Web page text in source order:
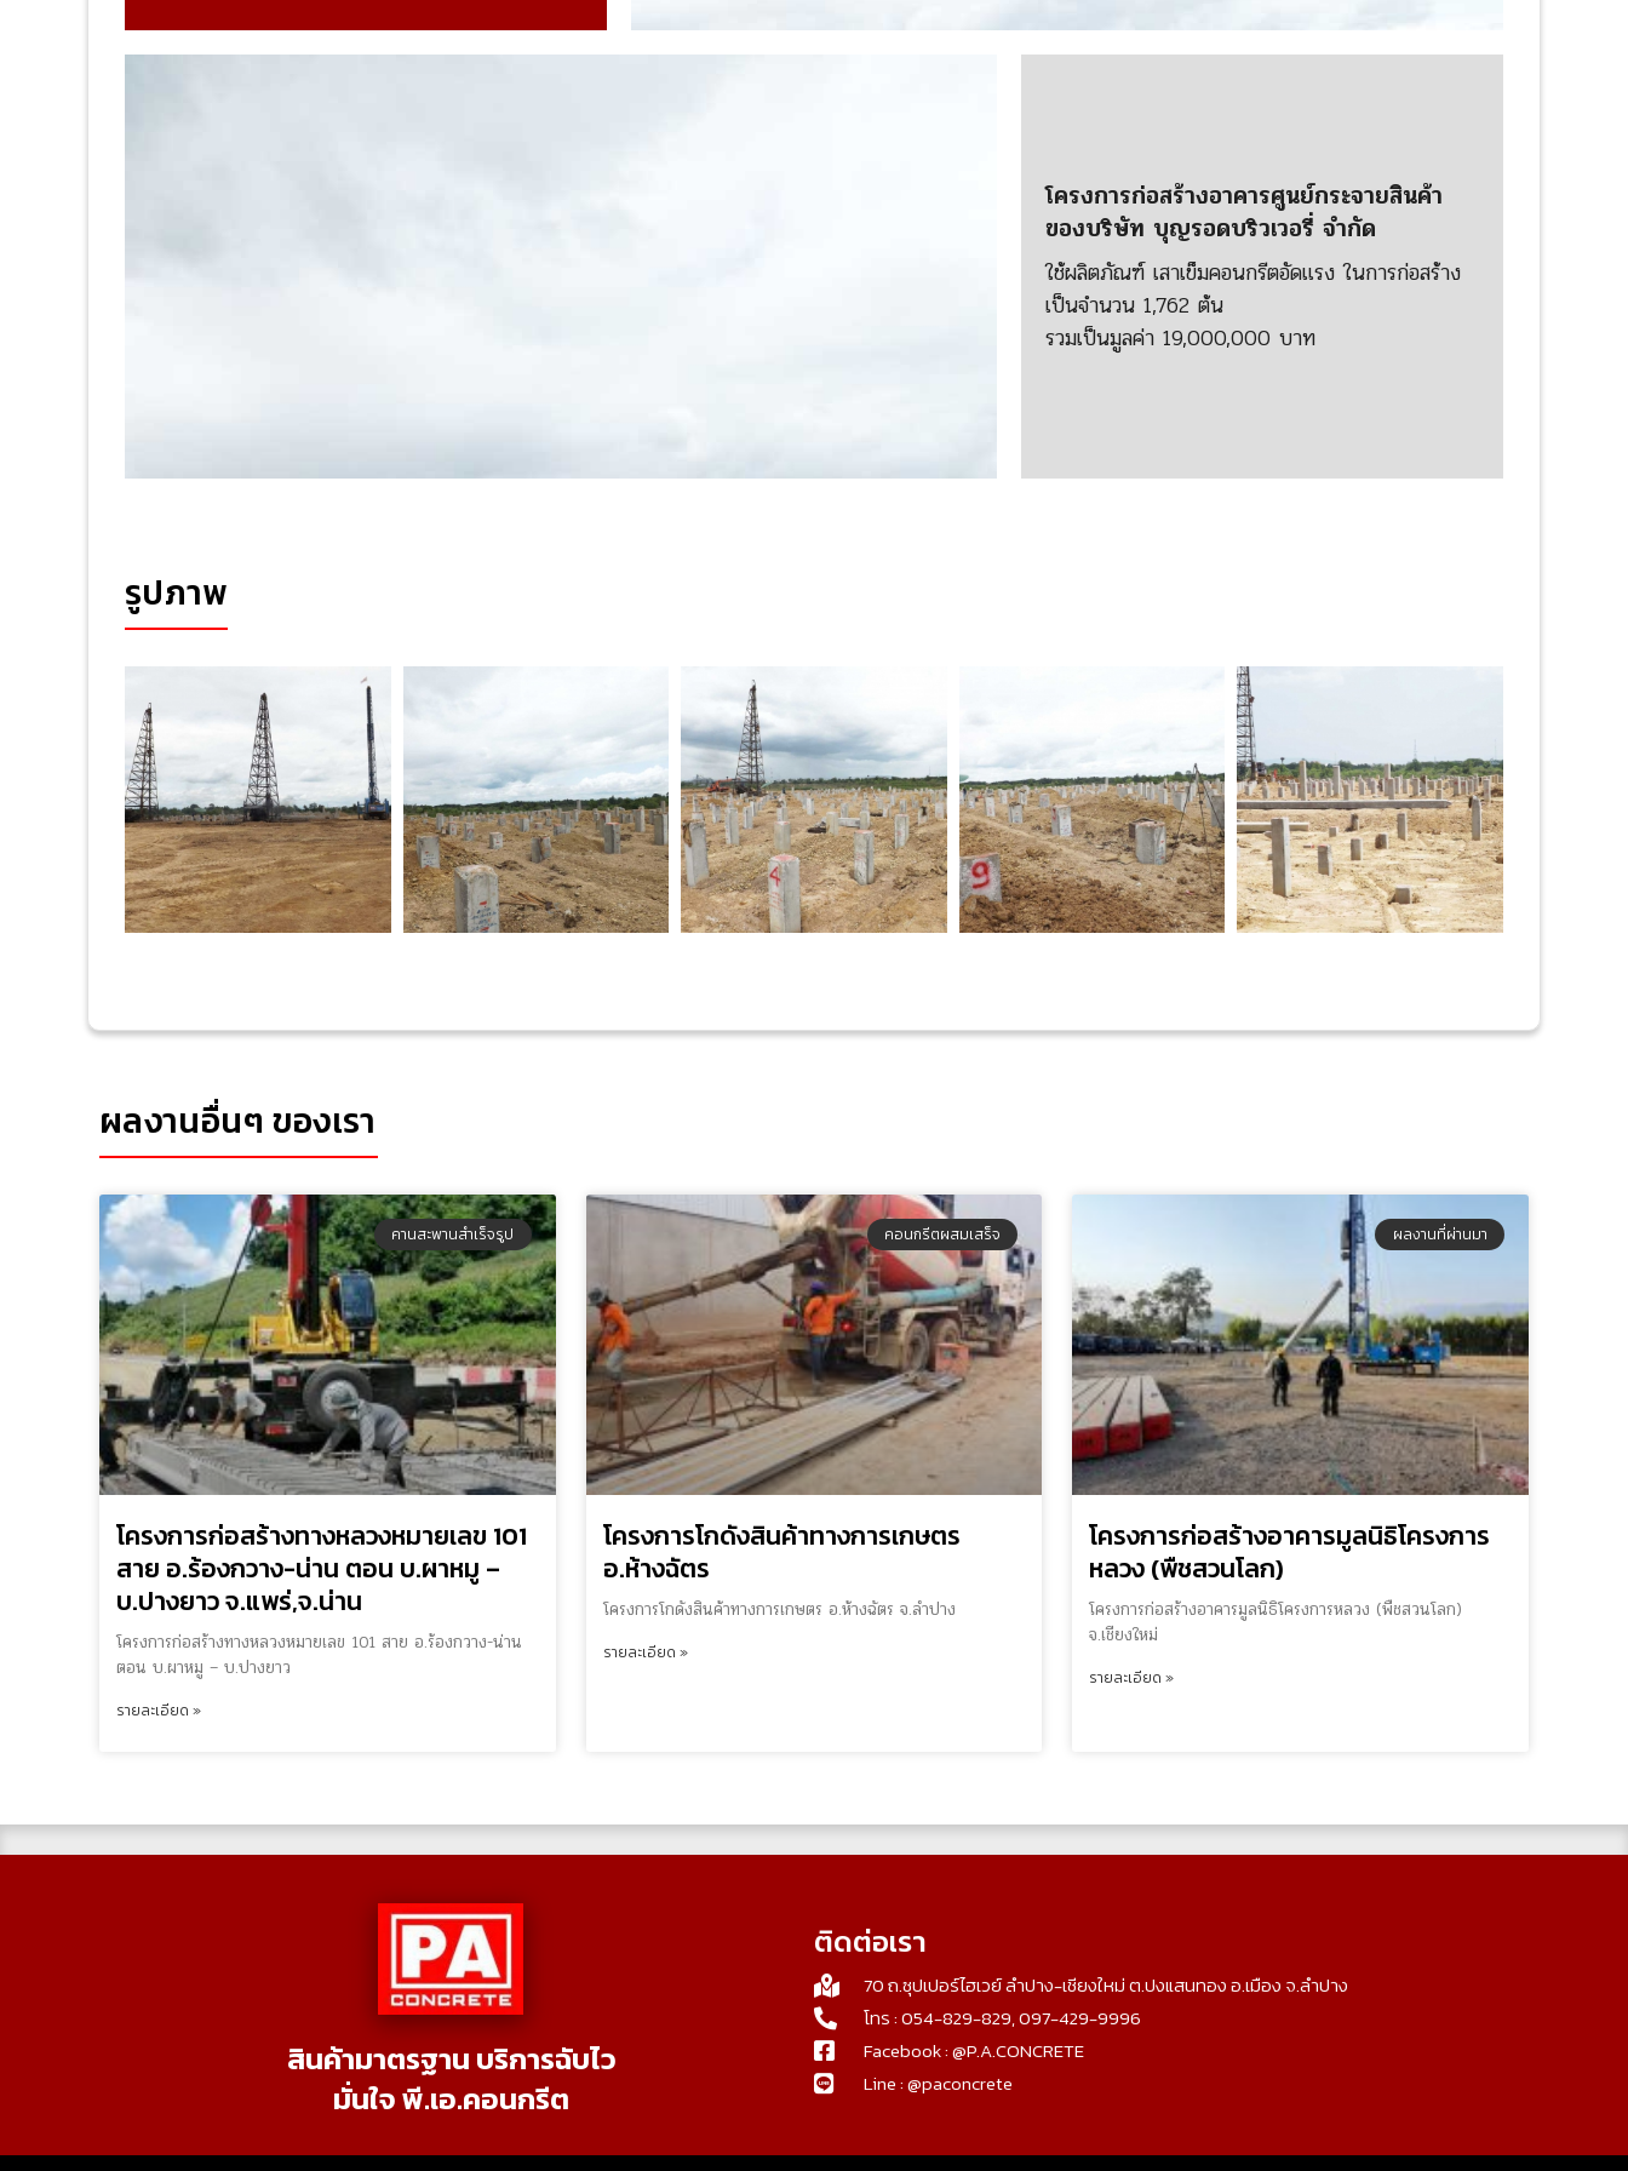
โครงการก่อสร้างอาคารศูนย์กระจายสินค้า
ของบริษัท บุญรอดบริวเวอรี่ จำกัด
ใช้ผลิตภัณฑ์ เสาเข็มคอนกรีตอัดแรง ในการก่อสร้าง
เป็นจำนวน 1,762 ต้น
รวมเป็นมูลค่า 19,000,000 บาท
รูปภาพ
ผลงานอื่นๆ ของเรา
คานสะพานสำเร็จรูป
โครงการก่อสร้างทางหลวงหมายเลข 101
สาย อ.ร้องกวาง-น่าน ตอน บ.ผาหมู –
บ.ปางยาว จ.แพร่,จ.น่าน
โครงการก่อสร้างทางหลวงหมายเลข 101 สาย อ.ร้องกวาง-น่าน
ตอน บ.ผาหมู – บ.ปางยาว
รายละเอียด »
คอนกรีตผสมเสร็จ
โครงการโกดังสินค้าทางการเกษตร
อ.ห้างฉัตร
โครงการโกดังสินค้าทางการเกษตร อ.ห้างฉัตร จ.ลำปาง
รายละเอียด »
ผลงานที่ผ่านมา
โครงการก่อสร้างอาคารมูลนิธิโครงการ
หลวง (พืชสวนโลก)
โครงการก่อสร้างอาคารมูลนิธิโครงการหลวง (พืชสวนโลก)
จ.เชียงใหม่
รายละเอียด »
สินค้ามาตรฐาน บริการฉับไว
มั่นใจ พี.เอ.คอนกรีต
ติดต่อเรา
70 ถ.ซุปเปอร์ไฮเวย์ ลำปาง-เชียงใหม่ ต.ปงแสนทอง อ.เมือง จ.ลำปาง
โทร : 054-829-829, 097-429-9996
Facebook : @P.A.CONCRETE
Line : @paconcrete